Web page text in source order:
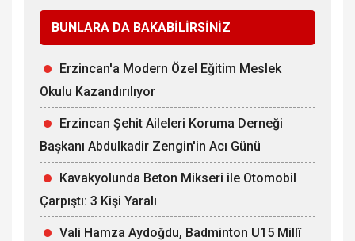
BUNLARA DA BAKABİLİRSİNİZ
Erzincan'a Modern Özel Eğitim Meslek
Okulu Kazandırılıyor
Erzincan Şehit Aileleri Koruma Derneği
Başkanı Abdulkadir Zengin'in Acı Günü
Kavakyolunda Beton Mikseri ile Otomobil
Çarpıştı: 3 Kişi Yaralı
Vali Hamza Aydoğdu, Badminton U15 Millî